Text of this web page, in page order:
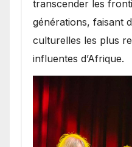
transcender les
générations, faisant
culturelles les plus
influentes d’Afrique.